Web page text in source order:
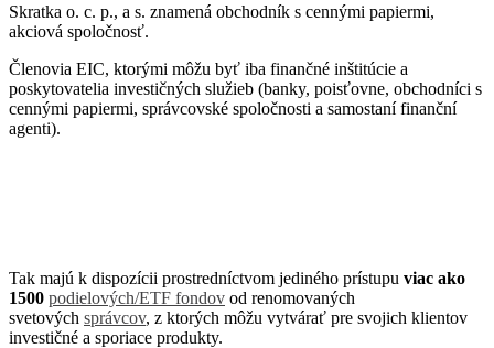
Skratka o. c. p., a s. znamená obchodník s cennými papiermi,
akciová spoločnosť.
Členovia EIC, ktorými môžu byť iba finančné inštitúcie a
poskytovatelia investičných služieb (banky, poisťovne, obchodníci s
cennými papiermi, správcovské spoločnosti a samostaní finanční
agenti).
Tak majú k dispozícii prostredníctvom jediného prístupu viac ako
1500 podielových/ETF fondov od renomovaných
svetových správcov, z ktorých môžu vytvárať pre svojich klientov
investičné a sporiace produkty.